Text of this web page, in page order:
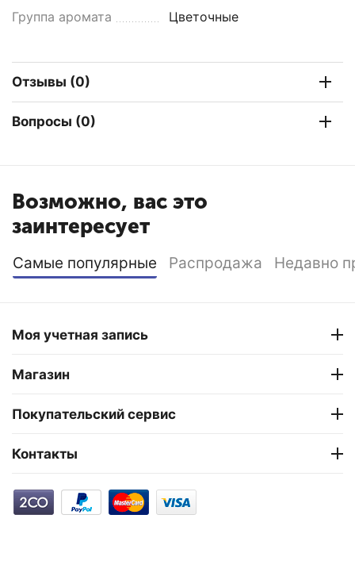
Группа аромата Цветочные
Отзывы (0)
Вопросы (0)
Возможно, вас это
заинтересует
Самые популярные Распродажа Недавно
Моя учетная запись
Магазин
Покупательский сервис
Контакты